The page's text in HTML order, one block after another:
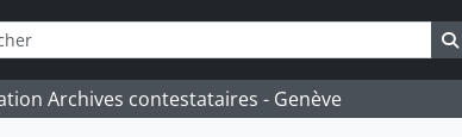
Archives contestataires - Genève